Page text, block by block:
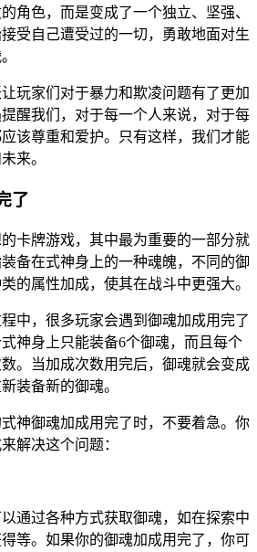
角色，而是变成了一个独立、坚强、
受自己遭受过的一切，勇敢地面对生
玩家们对于暴力和欺凌问题有了更加
醒我们，对于每一个人来说，对于每
该尊重和爱护。只有这样，我们才能
来。
了
卡牌游戏，其中最为重要的一部分就
备在式神身上的一种魂魄，不同的御
的属性加成，使其在战斗中更强大。
中，很多玩家会遇到御魂加成用完了
神身上只能装备6个御魂，而且每个
。当加成次数用完后，御魂就会变成
装备新的御魂。
神御魂加成用完了时，不要着急。你
解决这个问题：
通过各种方式获取御魂，如在探索中
等。如果你的御魂加成用完了，你可